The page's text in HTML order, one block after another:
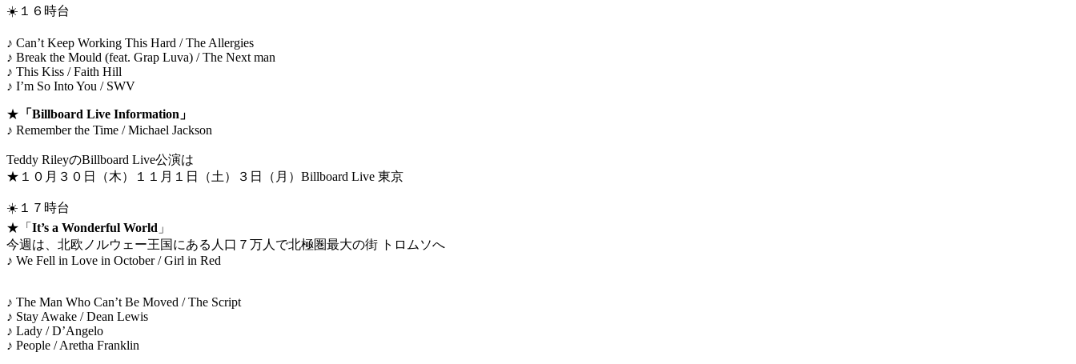
☀️１６時台
♪ Can’t Keep Working This Hard / The Allergies
♪ Break the Mould (feat. Grap Luva) / The Next man
♪ This Kiss / Faith Hill
♪ I’m So Into You / SWV
★ 「Billboard Live Information」
♪ Remember the Time / Michael Jackson
Teddy RileyのBillboard Live公演は
★１０月３０日（木）１１月１日（土）３日（月）Billboard Live 東京
☀️１７時台
★「 It’s a Wonderful World 」
今週は、北欧ノルウェー王国にある人口７万人で北極圏最大の街 トロムソへ
♪ We Fell in Love in October / Girl in Red
♪ The Man Who Can’t Be Moved / The Script
♪ Stay Awake / Dean Lewis
♪ Lady / D’Angelo
♪ People / Aretha Franklin